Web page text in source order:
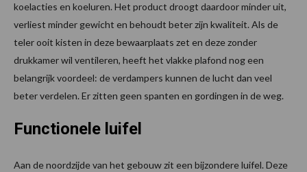
koelacties en koeluren. Het product droogt daardoor minder uit,
verliest minder gewicht en behoudt beter zijn kwaliteit. Als de
teler ooit kisten in deze bewaarplaats zet en deze zonder
drukkamer wil ventileren, heeft het vlakke plafond nog een
belangrijk voordeel: de verdampers kunnen de lucht dan veel
beter verdelen. Er zitten geen spanten en gordingen in de weg.
Functionele luifel
Aan de noordzijde van het gebouw zit een bijzondere luifel. Deze